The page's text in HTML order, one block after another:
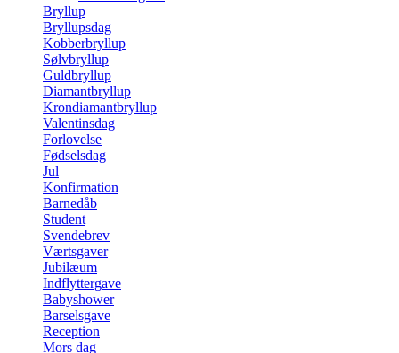
Bryllup
Bryllupsdag
Kobberbryllup
Sølvbryllup
Guldbryllup
Diamantbryllup
Krondiamantbryllup
Valentinsdag
Forlovelse
Fødselsdag
Jul
Konfirmation
Barnedåb
Student
Svendebrev
Værtsgaver
Jubilæum
Indflyttergave
Babyshower
Barselsgave
Reception
Mors dag